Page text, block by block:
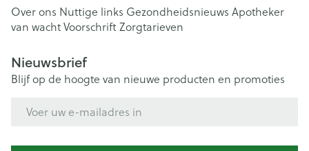
Over ons Nuttige links Gezondheidsnieuws Apotheker
van wachtVoorschriftZorgtarieven
Nieuwsbrief
Blijf op de hoogte van nieuwe producten en promoties